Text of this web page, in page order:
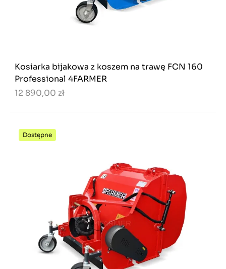
Kosiarka bijakowa z koszem na trawę FCN 160
Professional 4FARMER
12 890,00 zł
Dostępne